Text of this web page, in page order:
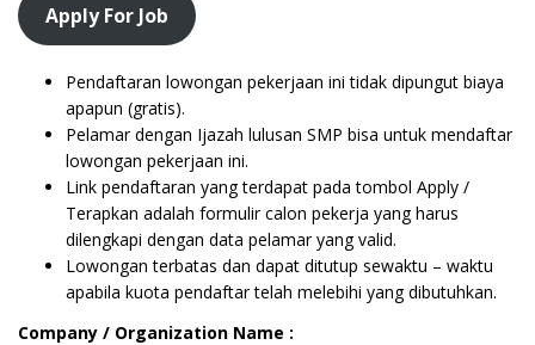
Apply For Job
Pendaftaran lowongan pekerjaan ini tidak dipungut biaya
apapun (gratis).
Pelamar dengan Ijazah lulusan SMP bisa untuk mendaftar
lowongan pekerjaan ini.
Link pendaftaran yang terdapat pada tombol Apply /
Terapkan adalah formulir calon pekerja yang harus
dilengkapi dengan data pelamar yang valid.
Lowongan terbatas dan dapat ditutup sewaktu – waktu
apabila kuota pendaftar telah melebihi yang dibutuhkan.
Company / Organization Name :